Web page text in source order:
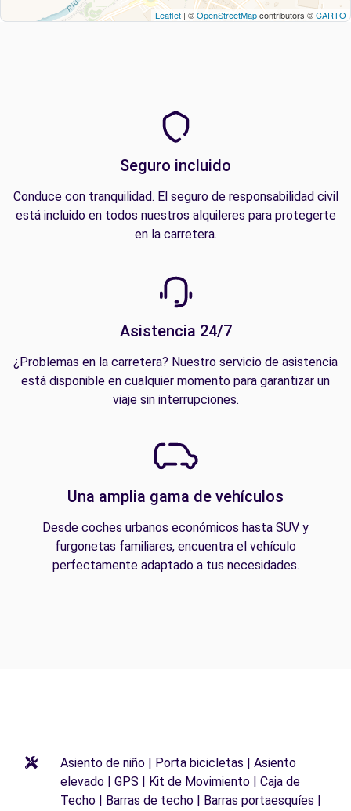
Leaflet | ©OpenStreetMapcontributors ©CARTO
Seguro incluido
Conduce con tranquilidad. El seguro de responsabilidad civil
está incluido en todos nuestros alquileres para protegerte
en la carretera.
Asistencia 24/7
¿Problemas en la carretera? Nuestro servicio de asistencia
está disponible en cualquier momento para garantizar un
viaje sin interrupciones.
Una amplia gama de vehículos
Desde coches urbanos económicos hasta SUV y
furgonetas familiares, encuentra el vehículo
perfectamente adaptado a tus necesidades.
Asiento de niño | Porta bicicletas | Asiento
elevado | GPS | Kit de Movimiento | Caja de
Techo | Barras de techo | Barras portaesquíes |